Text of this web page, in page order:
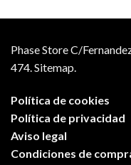
Phase Store C/
474.Sitemap.
Política de cookies
Política de privacidad
Aviso legal
Condiciones de